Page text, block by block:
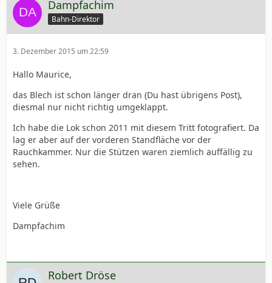
Dampfachim
Bahn-Direktor
3. Dezember 2015 um 22:59
Hallo Maurice,
das Blech ist schon länger dran (Du hast übrigens Post),
diesmal nur nicht richtig umgeklappt.
Ich habe die Lok schon 2011 mit diesem Tritt fotografiert. Da
lag er aber auf der vorderen Standfläche vor der
Rauchkammer. Nur die Stützen waren ziemlich auffällig zu
sehen.
Viele Grüße
Dampfachim
Robert Dröse